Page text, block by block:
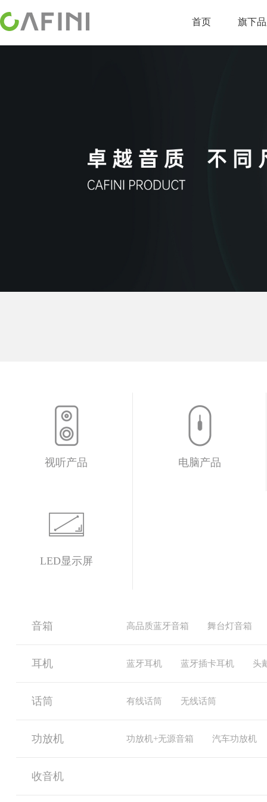
首页 旗下
视听产品 电脑产品
LED显示屏
音箱 高品质蓝牙音箱 舞台灯音箱
耳机 蓝牙耳机 蓝牙插卡耳机 头
话筒 有线话筒 无线话筒
功放机 功放机+无源音箱 汽车功放机
收音机